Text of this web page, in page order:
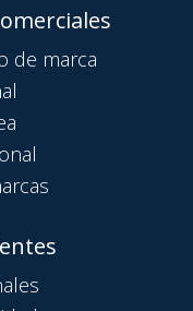
de marca